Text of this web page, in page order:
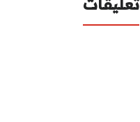
تعليقات